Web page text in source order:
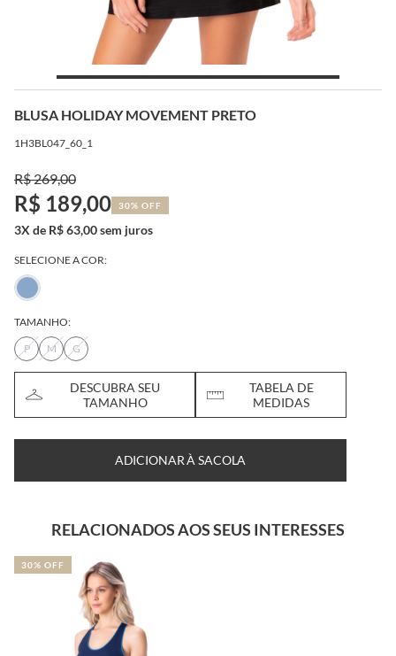
BLUSA HOLIDAY MOVEMENT PRETO
1H3BL047_60_1
R$ 269,00
R$ 189,00 30% OFF
3X de R$ 63,00 sem juros
SELECIONE A COR:
TAMANHO:
P
M G
DESCUBRA SEU
TAMANHO
TABELA DE
MEDIDAS
ADICIONAR À SACOLA
RELACIONADOS AOS SEUS INTERESSES
30% OFF